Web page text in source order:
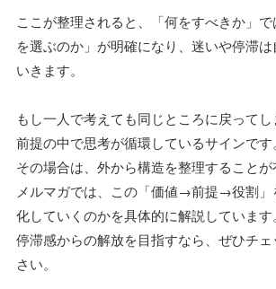
ここが整理されると、「何をすべきか」
を選ぶのか」が明確になり、迷いや停滞
いきます。
もし一人で考えても同じところに戻って
前提の中で思考が循環しているサインです。
その場合は、外から構造を整理することが
メルマガでは、この「価値→前提→役割」
化していくのかを具体的に解説しています。
停滞感からの解放を目指すなら、ぜひチ
さい。